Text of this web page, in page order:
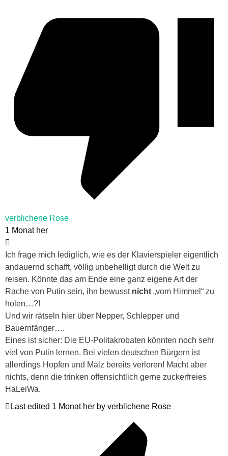
verblichene Rose
1 Monat her
Ich frage mich lediglich, wie es der Klavierspieler eigentlich
andauernd schafft, völlig unbehelligt durch die Welt zu
reisen. Könnte das am Ende eine ganz eigene Art der
Rache von Putin sein, ihn bewusst nicht „vom Himmel“ zu
holen…?!
Und wir rätseln hier über Nepper, Schlepper und
Bauernfänger….
Eines ist sicher: Die EU-Politakrobaten könnten noch sehr
viel von Putin lernen. Bei vielen deutschen Bürgern ist
allerdings Hopfen und Malz bereits verloren! Macht aber
nichts, denn die trinken offensichtlich gerne zuckerfreies
HaLeiWa.
Last edited 1 Monat her by verblichene Rose